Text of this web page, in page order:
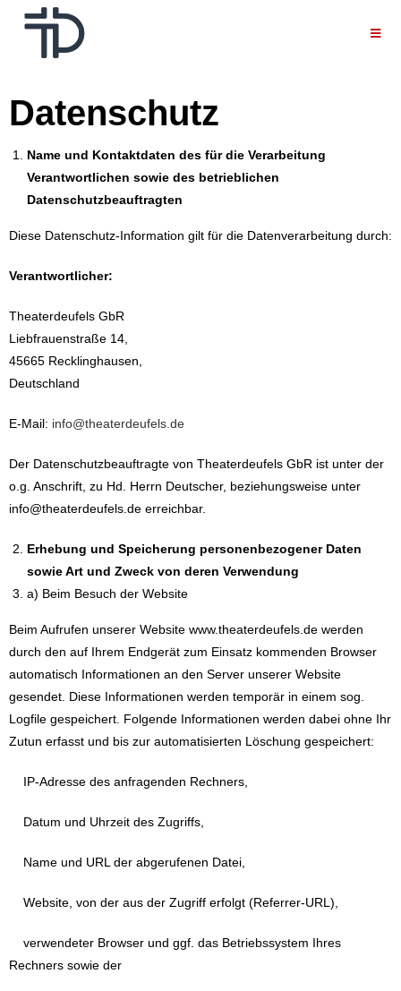
Datenschutz
Name und Kontaktdaten des für die Verarbeitung
Verantwortlichen sowie des betrieblichen
Datenschutzbeauftragten
Diese Datenschutz-Information gilt für die Datenverarbeitung durch:
Verantwortlicher:
Theaterdeufels GbR
Liebfrauenstraße 14,
45665 Recklinghausen,
Deutschland
E-Mail: info@theaterdeufels.de
Der Datenschutzbeauftragte von Theaterdeufels GbR ist unter der
o.g. Anschrift, zu Hd. Herrn Deutscher, beziehungsweise unter
info@theaterdeufels.de erreichbar.
Erhebung und Speicherung personenbezogener Daten
sowie Art und Zweck von deren Verwendung
a) Beim Besuch der Website
Beim Aufrufen unserer Website www.theaterdeufels.de werden
durch den auf Ihrem Endgerät zum Einsatz kommenden Browser
automatisch Informationen an den Server unserer Website
gesendet. Diese Informationen werden temporär in einem sog.
Logfile gespeichert. Folgende Informationen werden dabei ohne Ihr
Zutun erfasst und bis zur automatisierten Löschung gespeichert:
IP-Adresse des anfragenden Rechners,
Datum und Uhrzeit des Zugriffs,
Name und URL der abgerufenen Datei,
Website, von der aus der Zugriff erfolgt (Referrer-URL),
verwendeter Browser und ggf. das Betriebssystem Ihres
Rechners sowie der